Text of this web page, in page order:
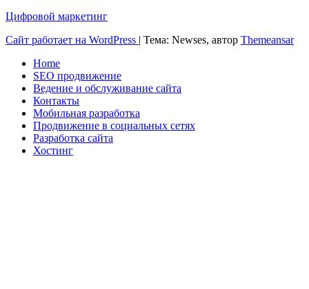
Цифровой маркетинг
Сайт работает на WordPress | Тема: Newses, автор Themeansar
Home
SEO продвижение
Ведение и обслуживание сайта
Контакты
Мобильная разработка
Продвижение в социальных сетях
Разработка сайта
Хостинг